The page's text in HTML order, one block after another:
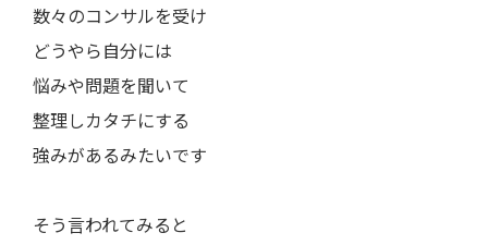
数々のコンサルを受け
どうやら自分には
悩みや問題を聞いて
整理しカタチにする
強みがあるみたいです
そう言われてみると